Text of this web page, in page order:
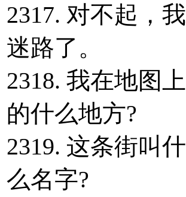
2317. 对不起，我
迷路了。
2318. 我在地图上
的什么地方?
2319. 这条街叫什
么名字?